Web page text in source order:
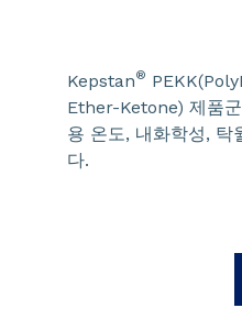
Kepstan®
Ether-Ketone) 제품
용 온도, 내화학성, 탁
다.